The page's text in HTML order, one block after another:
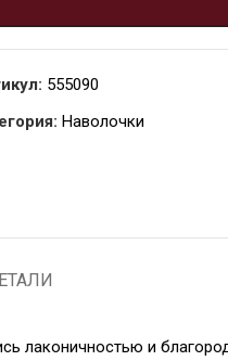
555090
Наволочки
лаконичностью и